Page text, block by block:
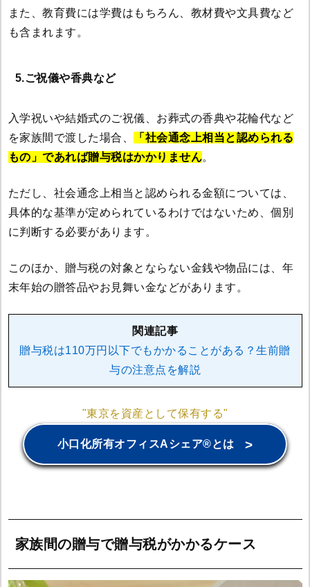
また、教育費には学費はもちろん、教材費や文具費など
も含まれます。
5.ご祝儀や香典など
入学祝いや結婚式のご祝儀、お葬式の香典や花輪代など
を家族間で渡した場合、
「社会通念上相当と認められる
もの」であれば贈与税はかかりません。
ただし、社会通念上相当と認められる金額については、
具体的な基準が定められているわけではないため、個別
に判断する必要があります。
このほか、贈与税の対象とならない金銭や物品には、年
末年始の贈答品やお見舞い金などがあります。
関連記事
贈与税は110万円以下でもかかることがある？生前贈
与の注意点を解説
"東京を資産として保有する"
小口化所有オフィスAシェア®とは >
家族間の贈与で贈与税がかかるケース